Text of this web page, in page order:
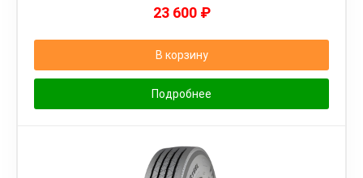
23 600 ₽
В корзину
Подробнее